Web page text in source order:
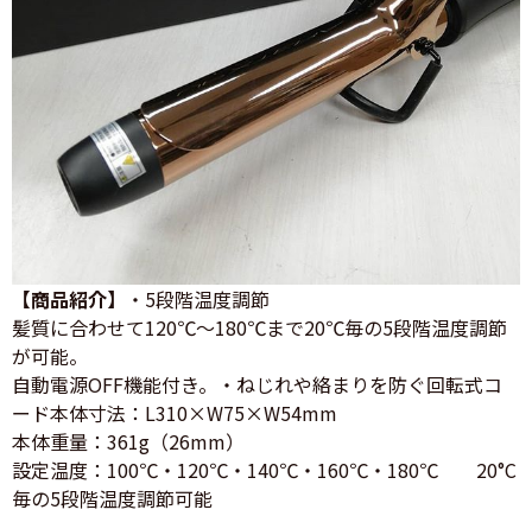
【商品紹介】
・5段階温度調節
髪質に合わせて120℃～180℃まで20℃毎の5段階温度調節
が可能。
自動電源OFF機能付き。・ねじれや絡まりを防ぐ回転式コ
ード本体寸法：L310×W75×W54mm
本体重量：361g（26mm）
設定温度：100℃・120℃・140℃・160℃・180℃ 20°C
毎の5段階温度調節可能